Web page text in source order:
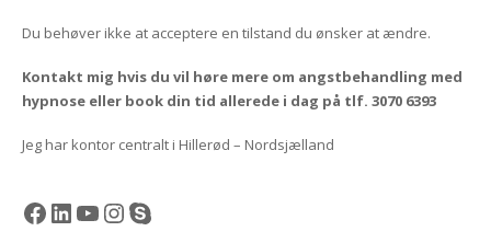
Du behøver ikke at acceptere en tilstand du ønsker at ændre.
Kontakt mig hvis du vil høre mere om angstbehandling med
hypnose eller book din tid allerede i dag på tlf. 3070 6393
Jeg har kontor centralt i Hillerød – Nordsjælland
Facebook
LinkedIn
YouTube
Instagram
Skype